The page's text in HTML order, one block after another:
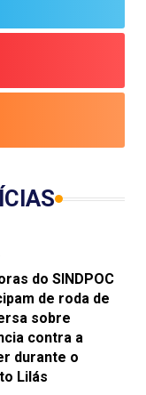
do SINDPOC
de roda de
sobre
contra a
durante o
Lilás